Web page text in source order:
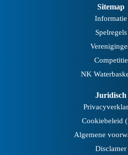
Sitemap
Informatie
Spelregels
Competitie
NK
Juridisch
Cookiebeleid
Algemene
Disclamer